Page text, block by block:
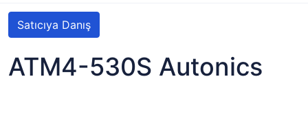
Satıcıya Danış
ATM4-530S Autonics